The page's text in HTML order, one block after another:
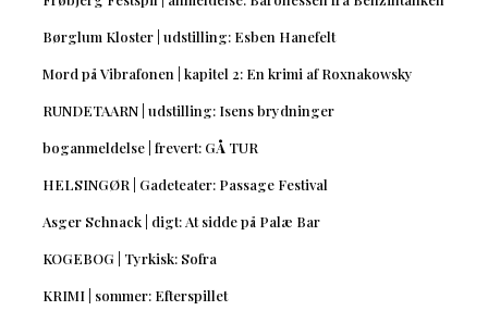
Børglum Kloster | udstilling: Esben Hanefelt
Mord på Vibrafonen | kapitel 2: En krimi af Roxnakowsky
RUNDETAARN | udstilling: Isens brydninger
boganmeldelse | frevert: GÅ TUR
HELSINGØR | Gadeteater: Passage Festival
Asger Schnack | digt: At sidde på Palæ Bar
KOGEBOG | Tyrkisk: Sofra
KRIMI | sommer: Efterspillet